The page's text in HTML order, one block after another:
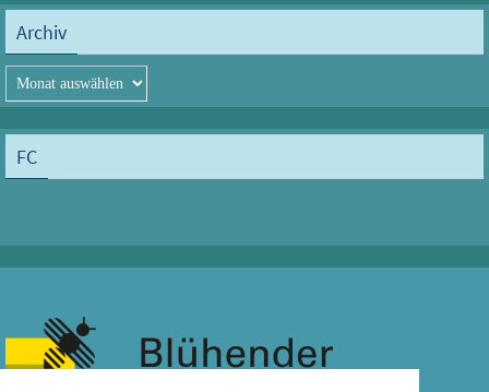
Archiv
Archiv
FC